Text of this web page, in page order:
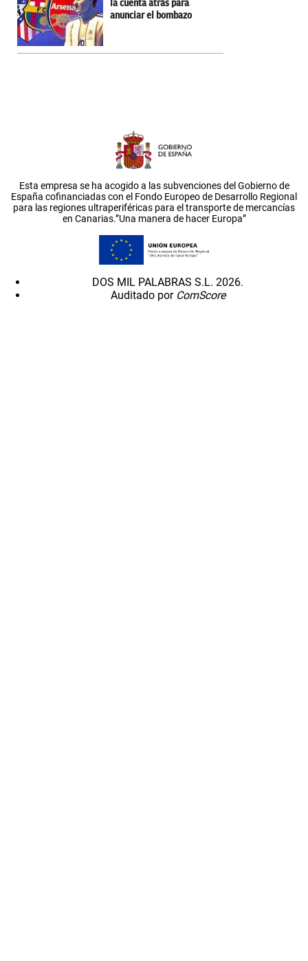
la cuenta atrás para
anunciar el bombazo
Esta empresa se ha acogido a las subvenciones del Gobierno de
España cofinanciadas con el Fondo Europeo de Desarrollo Regional
para las regiones ultraperiféricas para el transporte de mercancías
en Canarias.”Una manera de hacer Europa”
DOS MIL PALABRAS S.L. 2026.
Auditado por ComScore